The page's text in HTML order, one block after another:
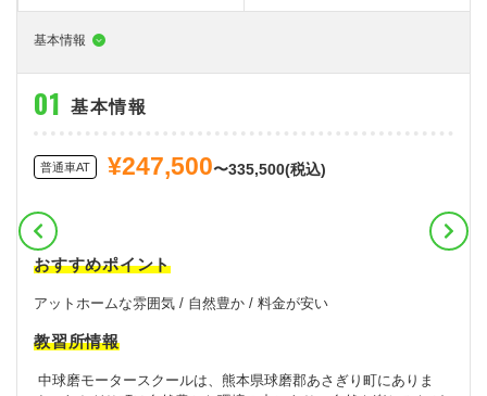
中型車
大型二種
普通二種
中型二種
大型車+大型特殊
大型車+けん引
大型特殊+けん引
大型車+大型特殊+けん引
中国エリア
四国エリア
九州エリア
沖縄エリア
温泉プランがある教習所
自炊ができる教習所
ホテルプランがある教習所
よくある質問
入校の流れ/スケジュール
給付金制度について
合宿免許とは
免許の行政処分と再取得について
取り消し処分を受けた方の再取得
初心運転者の処分と再試験
基本情報
基本情報
普通車AT ¥247,500〜335,500(税込)
おすすめポイント
アットホームな雰囲気 / 自然豊か / 料金が安い
教習所情報
中球磨モータースクールは、熊本県球磨郡あさぎり町にありま